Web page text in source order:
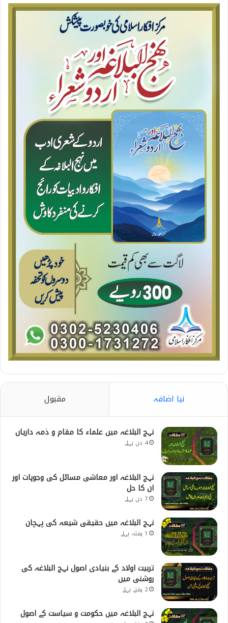
نیا اضافہ مقبول
نہج البلاغہ میں علماء کا مقام و ذمہ داریاں
4 دن پہلے
نہج البلاغہ اور معاشی مسائل کی وجوہات اور
ان کا حل
7 دن پہلے
نہج البلاغہ میں حقیقی شیعہ کی پہچان
1 ہفتہ پہلے
تربیت اولاد کے بنیادی اصول نہج البلاغہ کی
روشنی میں
2 ہفتے پہلے
نہج البلاغہ میں حکومت و سیاست کے اصول